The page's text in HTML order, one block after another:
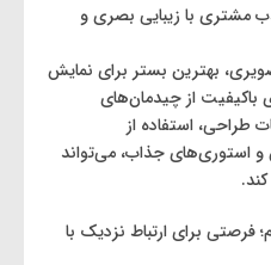
مشتری با زیبایی بصری و
بهترین بستر برای نمایش
از چیدمان‌های
طراحی، استفاده از
استوری‌های جذاب، می‌تواند
فرصتی برای ارتباط نزدیک با